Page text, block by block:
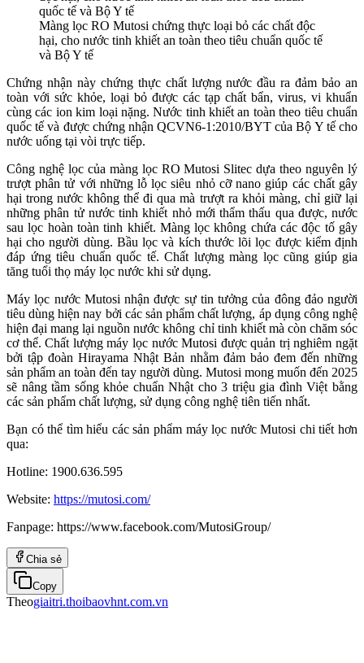
Màng lọc RO Mutosi chứng thực loại bỏ các chất độc
hại, cho nước tinh khiết an toàn theo tiêu chuẩn quốc tế
và Bộ Y tế
Chứng nhận này chứng thực chất lượng nước đầu ra đảm bảo an
toàn với sức khỏe, loại bỏ được các tạp chất bẩn, virus, vi khuẩn
cùng các ion kim loại nặng. Nước tinh khiết an toàn theo tiêu chuẩn
quốc tế và được chứng nhận QCVN6-1:2010/BYT của Bộ Y tế cho
nước uống tại vòi trực tiếp.
Công nghệ lọc của màng lọc RO Mutosi Slitec dựa theo nguyên lý
trượt phân tử với những lỗ lọc siêu nhỏ cỡ nano giúp các chất gây
hại trong nước không thể đi qua mà trượt ra khỏi màng, chỉ giữ lại
những phân tử nước tinh khiết nhỏ mới thẩm thấu qua được, nước
sau lọc hoàn toàn tinh khiết. Màng lọc không chứa các độc tố gây
hại cho người dùng. Bầu lọc và kích thước lõi lọc được kiểm định
đáp ứng tiêu chuẩn quốc tế. Chất lượng màng lọc cũng giúp gia
tăng tuổi thọ máy lọc nước khi sử dụng.
Máy lọc nước Mutosi nhận được sự tin tưởng của đông đảo người
tiêu dùng hiện nay bởi các sản phẩm chất lượng, áp dụng công nghệ
hiện đại mang lại nguồn nước không chỉ tinh khiết mà còn chăm sóc
cơ thể. Chất lượng máy lọc nước Mutosi được quản trị nghiêm ngặt
bởi tập đoàn Hirayama Nhật Bản nhằm đảm bảo đem đến những
sản phẩm an toàn đến tay người dùng. Mutosi mong muốn đến 2025
sẽ nâng tầm sống khỏe chuẩn Nhật cho 3 triệu gia đình Việt bằng
các sản phẩm chất lượng, sử dụng công nghệ tiên tiến nhất.
Bạn có thể tìm hiểu các sản phẩm máy lọc nước Mutosi chi tiết hơn
qua:
Hotline: 1900.636.595
Website: https://mutosi.com/
Fanpage: https://www.facebook.com/MutosiGroup/
Chia sẻ
Copy
Theogiaitri.thoibaovhnt.com.vn